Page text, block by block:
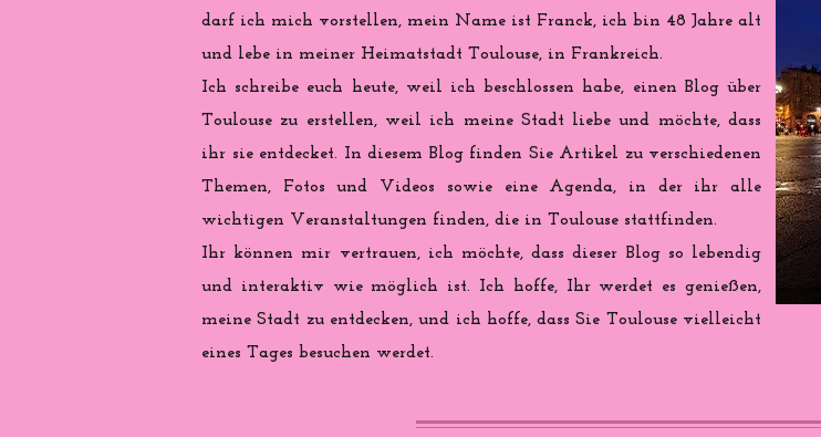
darf ich mich vorstellen, mein Name ist Franck, ich bin 48 Jahre alt
und lebe in meiner Heimatstadt Toulouse, in Frankreich.
Ich schreibe euch heute, weil ich beschlossen habe, einen Blog über
Toulouse zu erstellen, weil ich meine Stadt liebe und möchte, dass
ihr sie entdecket. In diesem Blog finden Sie Artikel zu verschiedenen
Themen, Fotos und Videos sowie eine Agenda, in der ihr alle
wichtigen Veranstaltungen finden, die in Toulouse stattfinden.
Ihr können mir vertrauen, ich möchte, dass dieser Blog so lebendig
und interaktiv wie möglich ist. Ich hoffe, Ihr werdet es genießen,
meine Stadt zu entdecken, und ich hoffe, dass Sie Toulouse vielleicht
eines Tages besuchen werdet.